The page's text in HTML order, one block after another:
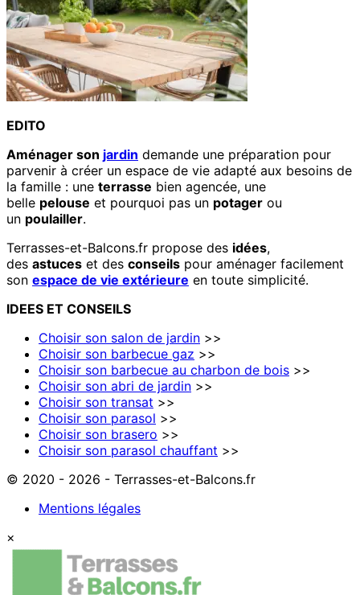
EDITO
Aménager son jardin demande une préparation pour
parvenir à créer un espace de vie adapté aux besoins de
la famille : une terrasse bien agencée, une
belle pelouse et pourquoi pas un potager ou
un poulailler.
Terrasses-et-Balcons.fr propose des idées,
des astuces et des conseils pour aménager facilement
son espace de vie extérieure en toute simplicité.
IDEES ET CONSEILS
Choisir son salon de jardin >>
Choisir son barbecue gaz >>
Choisir son barbecue au charbon de bois >>
Choisir son abri de jardin >>
Choisir son transat >>
Choisir son parasol >>
Choisir son brasero >>
Choisir son parasol chauffant >>
© 2020 - 2026 - Terrasses-et-Balcons.fr
Mentions légales
×